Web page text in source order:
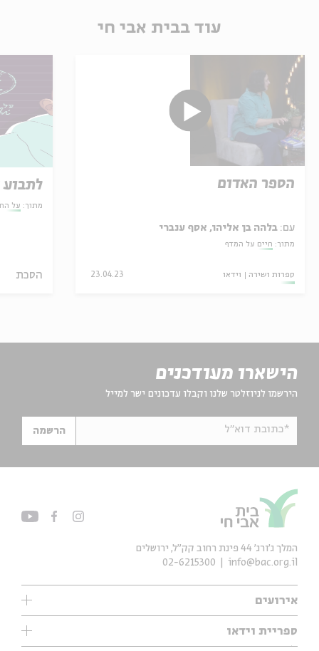
עוד בבית אבי חי
הספר האדום
עם: בלהה בן אליהו, אסף ענברי
מתוך: חיים על המדף
ספרות ושירה וידאו 23.04.23
לתבוע
מתוך: על
הסכת
הישארו מעודכנים
הירשמו לניוזלטר שלנו וקבלו עדכונים ישר למייל
*כתובת דוא"ל הרשמה
אירועים
עיון
אנגלית
ספריית וידאו
המלך ג'ורג' 44 פינת רחוב קק״ל, ירושלים
info@bac.org.il
02-6215300